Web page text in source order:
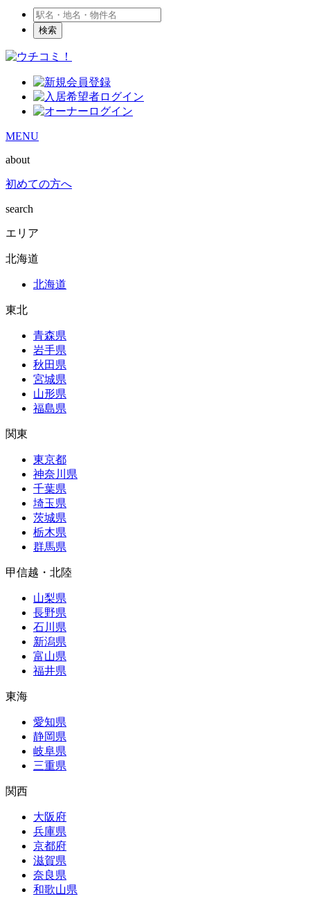
検索
MENU
about
初めての方へ
search
エリア
北海道
北海道
東北
青森県
岩手県
秋田県
宮城県
山形県
福島県
関東
東京都
神奈川県
千葉県
埼玉県
茨城県
栃木県
群馬県
甲信越・北陸
山梨県
長野県
石川県
新潟県
富山県
福井県
東海
愛知県
静岡県
岐阜県
三重県
関西
大阪府
兵庫県
京都府
滋賀県
奈良県
和歌山県